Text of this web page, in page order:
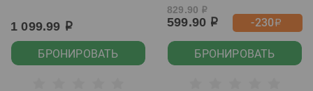
1 099.99 р
БРОНИРОВАТЬ
829.90 р
599.90 р -230р
БРОНИРОВАТЬ